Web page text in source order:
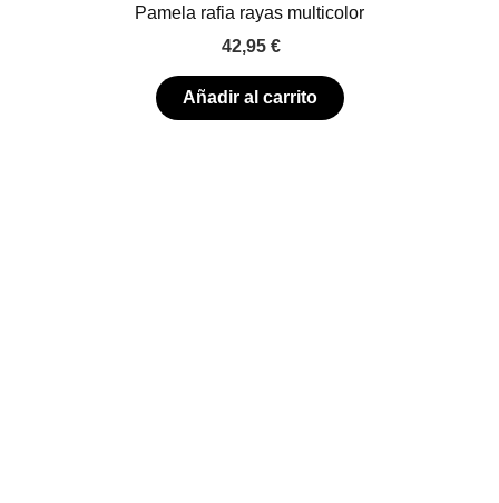
Pamela rafia rayas multicolor
42,95 €
Añadir al carrito